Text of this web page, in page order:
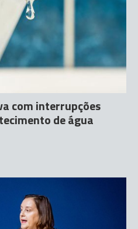
com interrupções
de água